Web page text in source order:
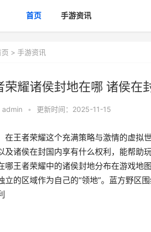
首页 手游资讯
> 手游资讯
荣耀诸侯封地在哪 诸侯在
admin • 更新时间：2025-11-15
在王者荣耀这个充满策略与激情的虚拟
及诸侯在封国内享有什么权利，能帮助
哪王者荣耀中的诸侯封地分布在游戏地
立的区域作为自己的“领地”。蓝方野区